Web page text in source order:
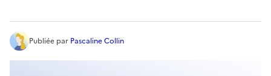
Publiée par Pascaline Collin